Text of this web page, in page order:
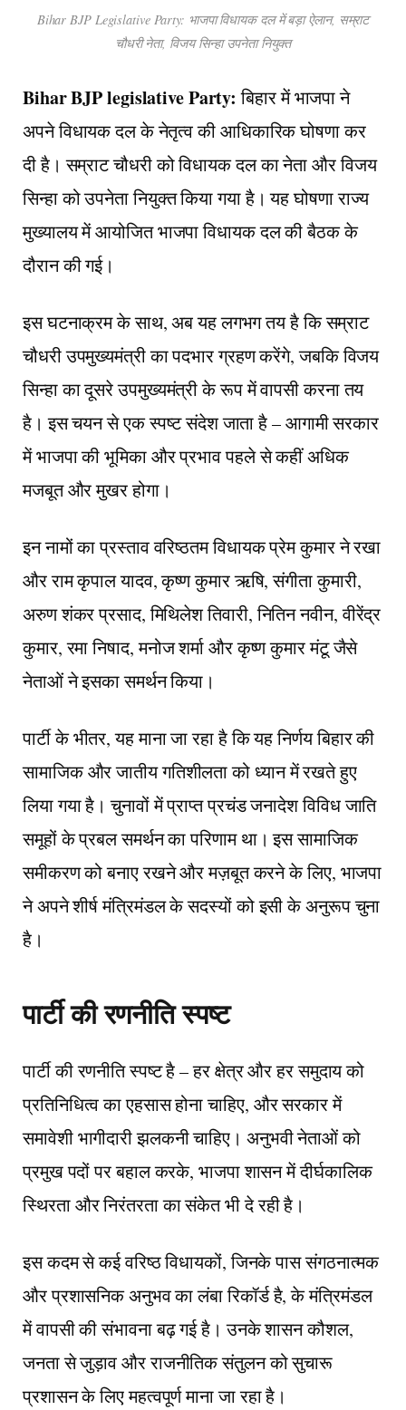
Bihar BJP Legislative Party: भाजपा विधायक दल में बड़ा ऐलान, सम्राट
चौधरी नेता, विजय सिन्हा उपनेता नियुक्त
Bihar BJP legislative Party: बिहार में भाजपा ने
अपने विधायक दल के नेतृत्व की आधिकारिक घोषणा कर
दी है। सम्राट चौधरी को विधायक दल का नेता और विजय
सिन्हा को उपनेता नियुक्त किया गया है। यह घोषणा राज्य
मुख्यालय में आयोजित भाजपा विधायक दल की बैठक के
दौरान की गई।
इस घटनाक्रम के साथ, अब यह लगभग तय है कि सम्राट
चौधरी उपमुख्यमंत्री का पदभार ग्रहण करेंगे, जबकि विजय
सिन्हा का दूसरे उपमुख्यमंत्री के रूप में वापसी करना तय
है। इस चयन से एक स्पष्ट संदेश जाता है – आगामी सरकार
में भाजपा की भूमिका और प्रभाव पहले से कहीं अधिक
मजबूत और मुखर होगा।
इन नामों का प्रस्ताव वरिष्ठतम विधायक प्रेम कुमार ने रखा
और राम कृपाल यादव, कृष्ण कुमार ऋषि, संगीता कुमारी,
अरुण शंकर प्रसाद, मिथिलेश तिवारी, नितिन नवीन, वीरेंद्र
कुमार, रमा निषाद, मनोज शर्मा और कृष्ण कुमार मंटू जैसे
नेताओं ने इसका समर्थन किया।
पार्टी के भीतर, यह माना जा रहा है कि यह निर्णय बिहार की
सामाजिक और जातीय गतिशीलता को ध्यान में रखते हुए
लिया गया है। चुनावों में प्राप्त प्रचंड जनादेश विविध जाति
समूहों के प्रबल समर्थन का परिणाम था। इस सामाजिक
समीकरण को बनाए रखने और मज़बूत करने के लिए, भाजपा
ने अपने शीर्ष मंत्रिमंडल के सदस्यों को इसी के अनुरूप चुना
है।
पार्टी की रणनीति स्पष्ट
पार्टी की रणनीति स्पष्ट है – हर क्षेत्र और हर समुदाय को
प्रतिनिधित्व का एहसास होना चाहिए, और सरकार में
समावेशी भागीदारी झलकनी चाहिए। अनुभवी नेताओं को
प्रमुख पदों पर बहाल करके, भाजपा शासन में दीर्घकालिक
स्थिरता और निरंतरता का संकेत भी दे रही है।
इस कदम से कई वरिष्ठ विधायकों, जिनके पास संगठनात्मक
और प्रशासनिक अनुभव का लंबा रिकॉर्ड है, के मंत्रिमंडल
में वापसी की संभावना बढ़ गई है। उनके शासन कौशल,
जनता से जुड़ाव और राजनीतिक संतुलन को सुचारू
प्रशासन के लिए महत्वपूर्ण माना जा रहा है।